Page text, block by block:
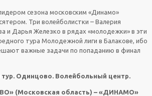
сезона московским «Динамо»
Три волейболистки – Валерия
и Дарья Железко в рядах «молодежки» в эти
тура Молодежной лиги в Балакове, ибо
важные задачи по попаданию в финал
тур. Одинцово. Волейбольный центр.
(Московская область) – «ДИНАМО»